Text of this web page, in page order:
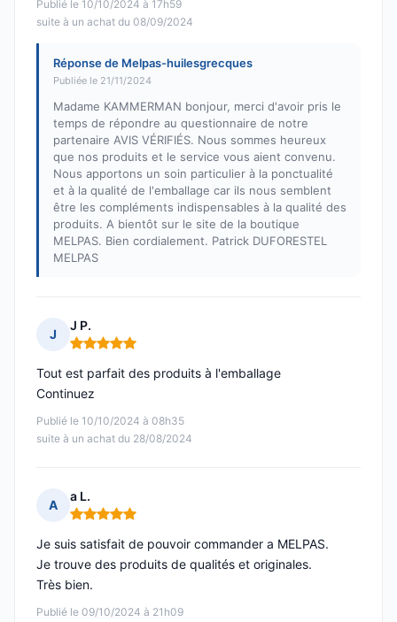
Publié le 10/10/2024 à 17h59
suite à un achat du 08/09/2024
Réponse de Melpas-huilesgrecques
Publiée le 21/11/2024
Madame KAMMERMAN bonjour, merci d'avoir pris le
temps de répondre au questionnaire de notre
partenaire AVIS VÉRIFIÉS. Nous sommes heureux
que nos produits et le service vous aient convenu.
Nous apportons un soin particulier à la ponctualité
et à la qualité de l'emballage car ils nous semblent
être les compléments indispensables à la qualité des
produits. A bientôt sur le site de la boutique
MELPAS. Bien cordialement. Patrick DUFORESTEL
MELPAS
J
J P.
Note : 5 sur 5
Publié le 10/10/2024 à 08h35
suite à un achat du 28/08/2024
Tout est parfait des produits à l'emballage
Continuez
A
a L.
Note : 5 sur 5
Publié le 09/10/2024 à 21h09
Je suis satisfait de pouvoir commander a MELPAS.
Je trouve des produits de qualités et originales.
Très bien.